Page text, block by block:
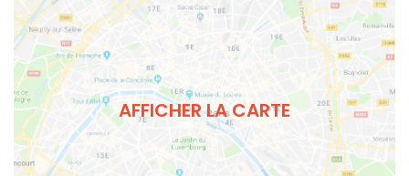
AFFICHER LA CARTE